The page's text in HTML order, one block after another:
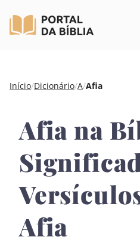
Pular
conteúdo
Início/Dicionário/A/Afia
Afia na
Afia